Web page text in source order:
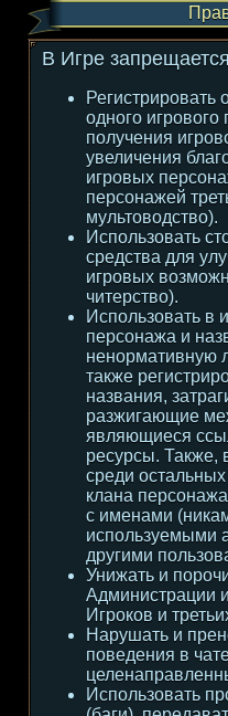
В Игре
Регистрировать
одного
получения
увеличения
игровых
персонажей
мультоводство).
Использовать
средства для
игровых
читерство).
Использовать в
персонажа и
ненормативную
также
названия,
разжигающие
являющиеся
ресурсы. Также,
среди
клана
с именами
используемыми
другими
Унижать и
Администрации
Игроков и
Нарушать и
поведения в
Использовать